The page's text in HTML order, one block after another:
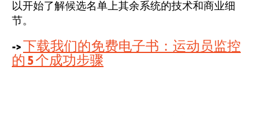
以开始了解候选名单上其余系统的技术和商业细
节。
->
下载我们的免费电子书：运动员监控
的 5 个成功步骤